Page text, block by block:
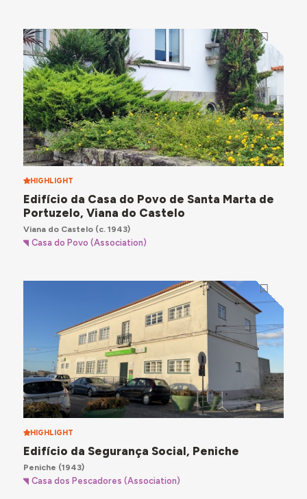
HIGHLIGHT
Edifício da Casa do Povo de Santa Marta de
Portuzelo, Viana do Castelo
Viana do Castelo(c. 1943)
Casa do Povo (Association)
HIGHLIGHT
Edifício da Segurança Social, Peniche
Peniche (1943)
Casa dos Pescadores (Association)